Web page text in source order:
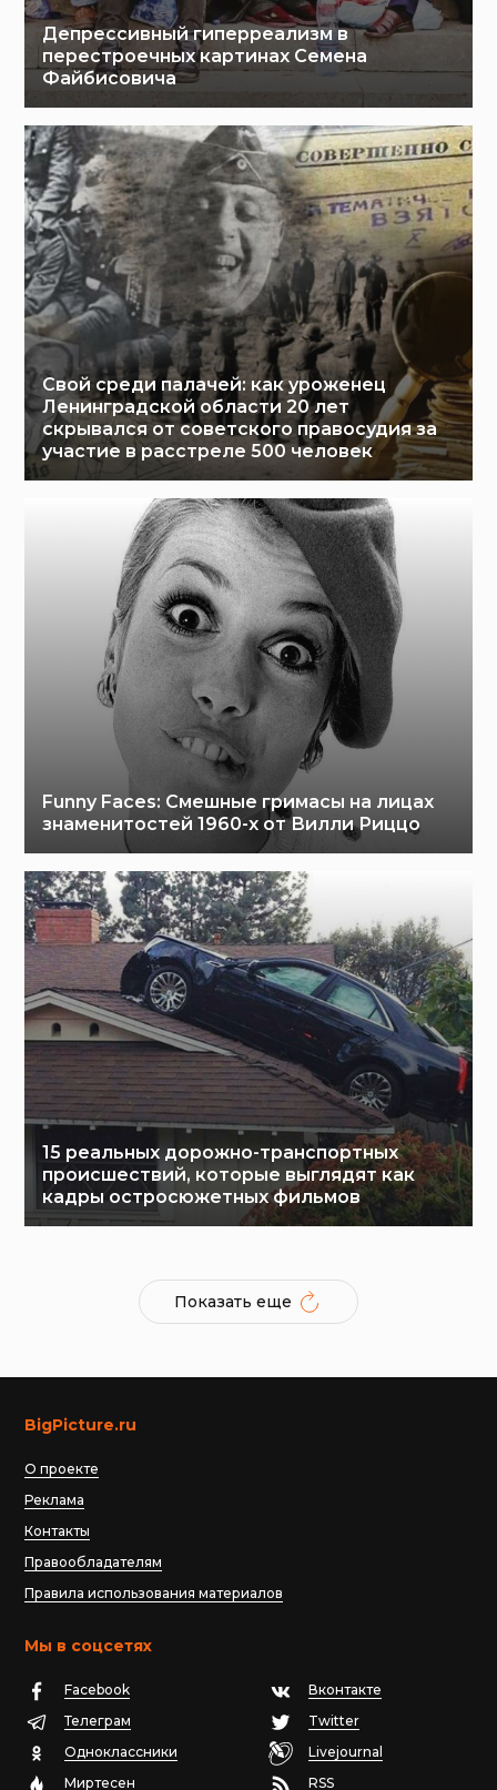
Депрессивный гиперреализм в
перестроечных картинах Семена
Файбисовича
Свой среди палачей: как уроженец
Ленинградской области 20 лет
скрывался от советского правосудия за
участие в расстреле 500 человек
Funny Faces: Cмешные гримасы на лицах
знаменитостей 1960-х от Вилли Риццо
15 реальных дорожно-транспортных
происшествий, которые выглядят как
кадры остросюжетных фильмов
Показать еще
BigPicture.ru
О проекте
Реклама
Контакты
Правообладателям
Правила использования материалов
Мы в соцсетях
Facebook
Вконтакте
Телеграм
Twitter
Одноклассники
Livejournal
Миртесен
RSS